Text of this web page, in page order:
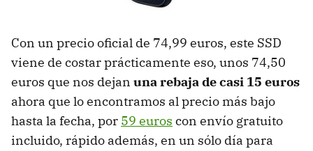
Con un precio oficial de 74,99 euros, este SSD
viene de costar prácticamente eso, unos 74,50
euros que nos dejan una rebaja de casi 15 euros
ahora que lo encontramos al precio más bajo
hasta la fecha, por 59 euros con envío gratuito
incluido, rápido además, en un sólo día para